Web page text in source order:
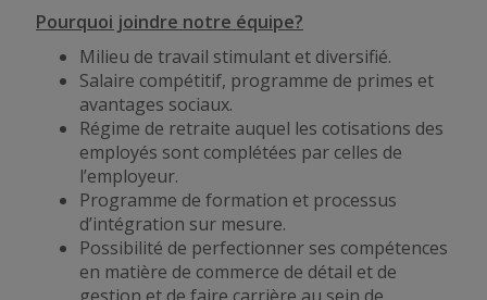
Pourquoi joindre notre équipe?
Milieu de travail stimulant et diversifié.
Salaire compétitif, programme de primes et
avantages sociaux.
Régime de retraite auquel les cotisations des
employés sont complétées par celles de
l’employeur.
Programme de formation et processus
d’intégration sur mesure.
Possibilité de perfectionner ses compétences
en matière de commerce de détail et de
gestion et de faire carrière au sein de